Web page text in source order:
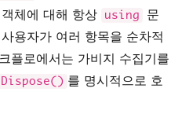
체에 대해 항상
using
문
용자가 여러 항목을 순차적
플로에서는 가비지 수집기를
를 명시적으로 호